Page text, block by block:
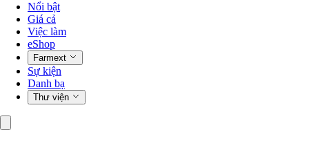
Nổi bật
Giá cả
Việc làm
eShop
Farmext
Sự kiện
Danh bạ
Thư viện